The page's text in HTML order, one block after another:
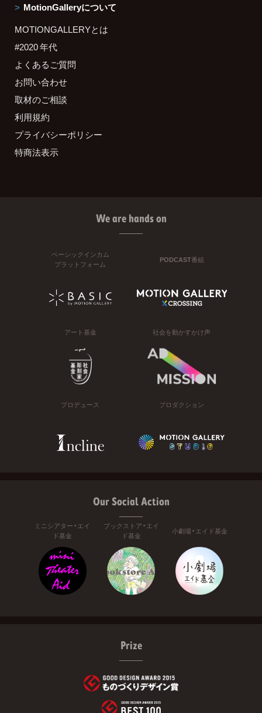
MotionGalleryについて
MOTIONGALLERYとは
#2020 年代
よくあるご質問
お問い合わせ
取材のご相談
利用規約
プライバシーポリシー
特商法表示
We are hands on
ベーシックインカム
プラットフォーム
PODCAST番組
アート基金 社会を動かすかけ声
プロデュース プロダクション
Our Social Action
ミニシアター・エイ
ド基金
ブックストア・エイ
ド基金
小劇場・エイド基金
Prize